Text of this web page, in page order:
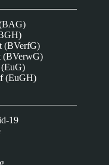
(BVerfG)
(BVerwG)
(EuG)
(EuGH)
19